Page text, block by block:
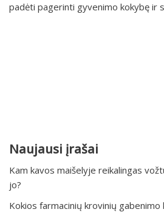
padėti pagerinti gyvenimo kokybę ir
Naujausi įrašai
Kam kavos maišelyje reikalingas
jo?
Kokios farmacinių krovinių gabenimo